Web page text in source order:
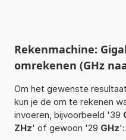
Rekenmachine:
omrekenen (GHz
Om het gewenste
kun je de om te rekenen
invoeren, bijvoorbeeld '39
ZHz' of gewoon '29 GHz':